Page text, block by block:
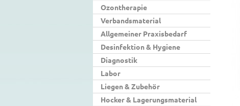
Ozontherapie
Verbandsmaterial
Allgemeiner Praxisbedarf
Desinfektion & Hygiene
Diagnostik
Labor
Liegen & Zubehör
Hocker & Lagerungsmaterial